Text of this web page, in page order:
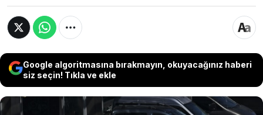
Google algoritmasına bırakmayın, okuyacağınız haberi
siz seçin! Tıkla ve ekle